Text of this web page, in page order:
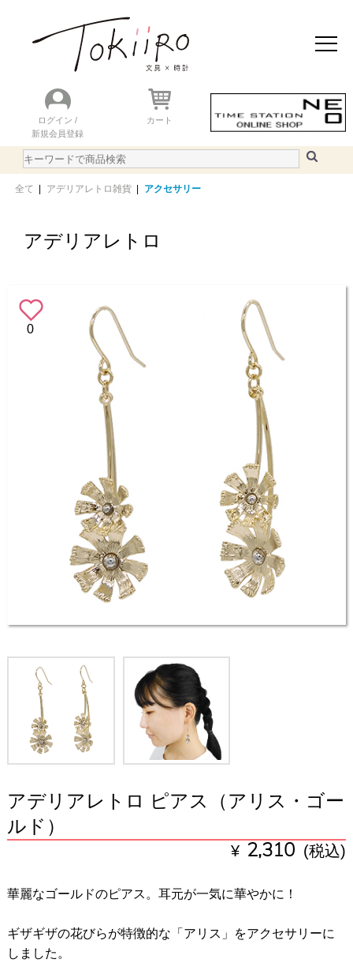
ログイン /
新規会員登録
カート
全て アデリアレトロ雑貨 アクセサリー
アデリアレトロ
0
アデリアレトロ ピアス（アリス・ゴー
ルド）
¥ 2,310 (税込)
華麗なゴールドのピアス。耳元が一気に華やかに！
ギザギザの花びらが特徴的な「アリス」をアクセサリーに
しました。
おすすめアイテム
ニュース＆トピック
ランキング
WEBカタログ